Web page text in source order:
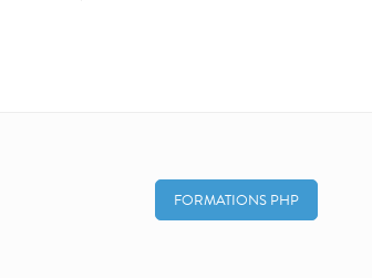
FORMATIONS PHP